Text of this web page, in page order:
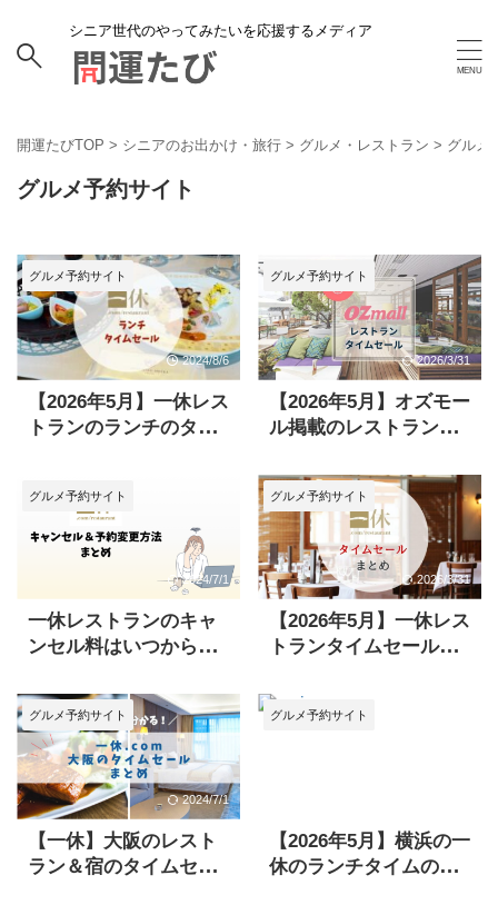
シニア世代のやってみたいを応援するメディア
開運たびTOP > シニアのお出かけ・旅行 > グルメ・レストラン > グルメ
グルメ予約サイト
グルメ予約サイト
2024/8/6
【2026年5月】一休レス
トランのランチのタイ
たり
グルメ予約サイト
2026/3/31
【2026年5月】オズモー
ル掲載のレストランの
ンまとめ
グルメ予約サイト
2024/7/1
一休レストランのキャ
ンセル料はいつから？
方法も徹底解説
グルメ予約サイト
2026/3/31
【2026年5月】一休レス
トランタイムセールは
がすぐ分かる
グルメ予約サイト
2024/7/1
【一休】大阪のレスト
ラン＆宿のタイムセー
グルメ予約サイト
【2026年5月】横浜の一
休のランチタイムのセ